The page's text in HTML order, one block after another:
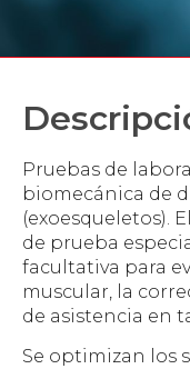
Pruebas de
biomecánica de
(exoesqueletos).
de prueba
facultativa para
muscular, la
de asistencia en
Se optimizan los